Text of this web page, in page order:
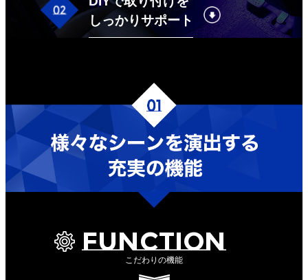
しっかりサポート
FUNCTION
こだわりの機能